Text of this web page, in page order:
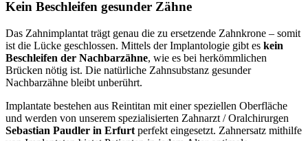
Kein Beschleifen gesunder Zähne
Das Zahnimplantat trägt genau die zu ersetzende Zahnkrone – somit
ist die Lücke geschlossen. Mittels der Implantologie gibt es kein
Beschleifen der Nachbarzähne, wie es bei herkömmlichen
Brücken nötig ist. Die natürliche Zahnsubstanz gesunder
Nachbarzähne bleibt unberührt.
Implantate bestehen aus Reintitan mit einer speziellen Oberfläche
und werden von unserem spezialisierten Zahnarzt / Oralchirurgen
Sebastian Paudler in Erfurt perfekt eingesetzt. Zahnersatz mithilfe